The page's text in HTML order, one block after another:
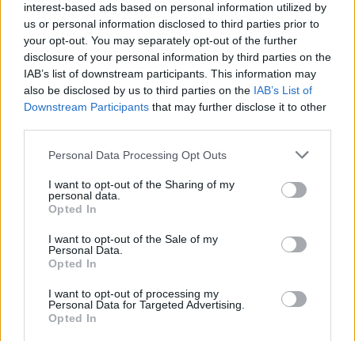
interest-based ads based on personal information utilized by
us or personal information disclosed to third parties prior to
your opt-out. You may separately opt-out of the further
disclosure of your personal information by third parties on the
IAB’s list of downstream participants. This information may
also be disclosed by us to third parties on the IAB’s List of
Downstream Participants that may further disclose it to other
Personal Data Processing Opt Outs
I want to opt-out of the Sharing of my
personal data.
Opted In
I want to opt-out of the Sale of my
Personal Data.
Opted In
I want to opt-out of processing my
Personal Data for Targeted Advertising.
Opted In
Acțiunea Conservatoare (Târziu)
PDF (Lazarus)
PUSL (D. Voiculescu)
PNȚCD (Pavelescu)
PNCR (Terheș)
Partidul Patrioților (Surugiu)
FAR (Coarnă)
Altul
Arhiva sondajelor